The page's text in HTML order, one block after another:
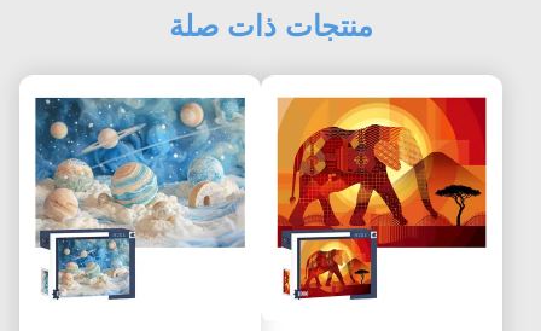
منتجات ذات صلة